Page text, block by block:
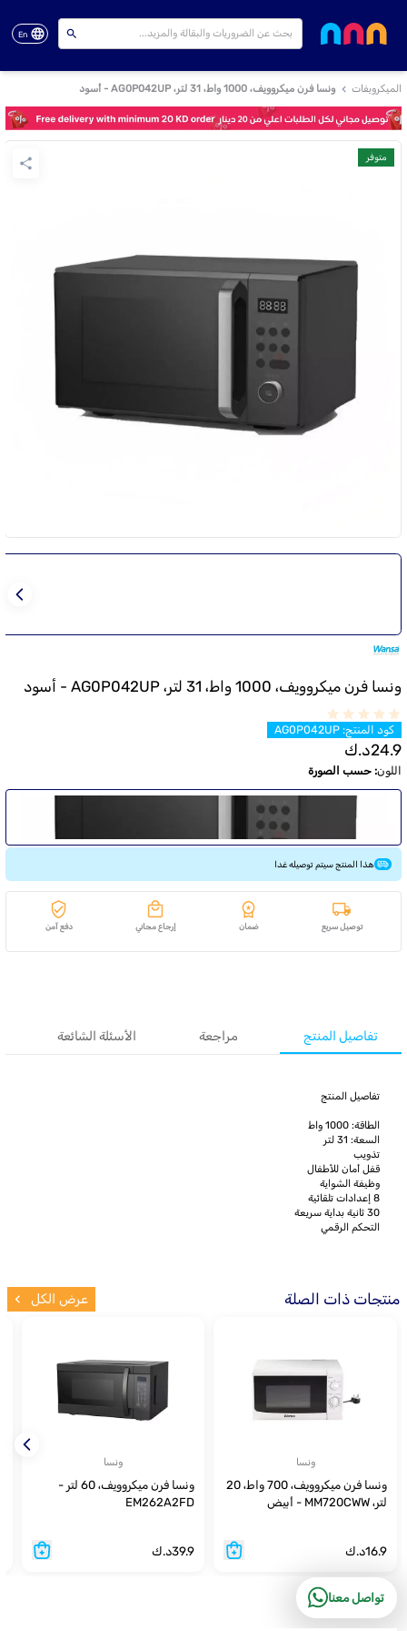
En
الميكرويفات ونسا فرن ميكروويف، 1000 واط، 31 لتر، AG0P042UP - أسود
متوفر
ونسا فرن ميكروويف، 1000 واط، 31 لتر، AG0P042UP - أسود
كود المنتج:
AG0P042UP
24.9د.ك
اللون: حسب الصورة
هذا المنتج سيتم توصيله غدا
توصيل سريع ضمان إرجاع مجاني دفع آمن
تفاصيل المنتج مراجعة الأسئلة الشائعة
تفاصيل المنتج
الطاقة: 1000 واط
السعة: 31 لتر
تذويب
قفل أمان للأطفال
وظيفة الشواية
8 إعدادات تلقائية
30 ثانية بداية سريعة
التحكم الرقمي
منتجات ذات الصلة عرض الكل
ونسا
ونسا فرن ميكروويف، 700 واط، 20
لتر، MM720CWW - أبيض
16.9د.ك
ونسا
ونسا فرن ميكروويف، 60 لتر -
EM262A2FD
39.9د.ك
تواصل معنا